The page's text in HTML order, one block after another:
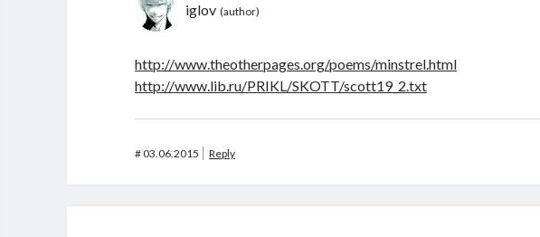
iglov
http://www.theotherpages.org/poems/minstrel.html
http://www.lib.ru/PRIKL/SKOTT/scott19_2.txt
#03.06.2015 Reply